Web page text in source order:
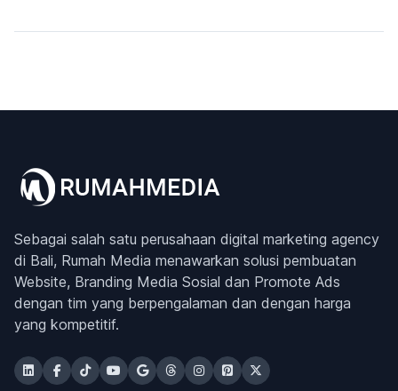
Sebagai salah satu perusahaan digital marketing agency
di Bali, Rumah Media menawarkan solusi pembuatan
Website, Branding Media Sosial dan Promote Ads
dengan tim yang berpengalaman dan dengan harga
yang kompetitif.